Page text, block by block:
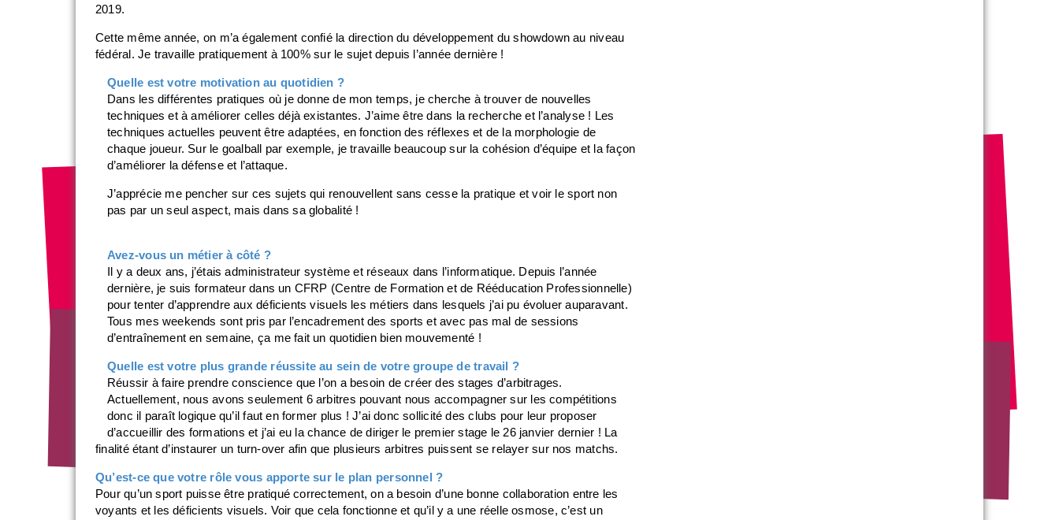
2019.
Cette même année, on m’a également confié la direction du développement du showdown au niveau
fédéral. Je travaille pratiquement à 100% sur le sujet depuis l’année dernière !
Quelle est votre motivation au quotidien ?
Dans les différentes pratiques où je donne de mon temps, je cherche à trouver de nouvelles
techniques et à améliorer celles déjà existantes. J’aime être dans la recherche et l’analyse ! Les
techniques actuelles peuvent être adaptées, en fonction des réflexes et de la morphologie de
chaque joueur. Sur le goalball par exemple, je travaille beaucoup sur la cohésion d’équipe et la façon
d’améliorer la défense et l’attaque.
J’apprécie me pencher sur ces sujets qui renouvellent sans cesse la pratique et voir le sport non
pas par un seul aspect, mais dans sa globalité !
Avez-vous un métier à côté ?
Il y a deux ans, j’étais administrateur système et réseaux dans l’informatique. Depuis l’année
dernière, je suis formateur dans un CFRP (Centre de Formation et de Rééducation Professionnelle)
pour tenter d’apprendre aux déficients visuels les métiers dans lesquels j’ai pu évoluer auparavant.
Tous mes weekends sont pris par l’encadrement des sports et avec pas mal de sessions
d’entraînement en semaine, ça me fait un quotidien bien mouvementé !
Quelle est votre plus grande réussite au sein de votre groupe de travail ?
Réussir à faire prendre conscience que l’on a besoin de créer des stages d’arbitrages.
Actuellement, nous avons seulement 6 arbitres pouvant nous accompagner sur les compétitions
donc il paraît logique qu’il faut en former plus ! J’ai donc sollicité des clubs pour leur proposer
d’accueillir des formations et j’ai eu la chance de diriger le premier stage le 26 janvier dernier ! La
finalité étant d’instaurer un turn-over afin que plusieurs arbitres puissent se relayer sur nos matchs.
Qu’est-ce que votre rôle vous apporte sur le plan personnel ?
Pour qu’un sport puisse être pratiqué correctement, on a besoin d’une bonne collaboration entre les
voyants et les déficients visuels. Voir que cela fonctionne et qu’il y a une réelle osmose, c’est un